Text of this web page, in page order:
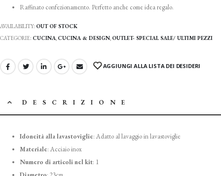
Raffinato confezionamento. Perfetto anche come idea regalo.
AVAILABILITY: OUT OF STOCK
CATEGORIE: CUCINA, CUCINA & DESIGN, OUTLET- SPECIAL SALE/ ULTIMI PEZZI
AGGIUNGI ALLA LISTA DEI DESIDERI
DESCRIZIONE
Idoneità alla lavastoviglie: Adatto al lavaggio in lavastoviglie
Materiale: Acciaio inox
Numero di articoli nel kit: 1